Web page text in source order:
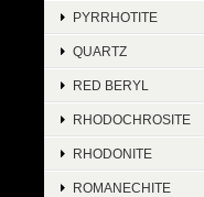
PYRRHOTITE
QUARTZ
RED BERYL
RHODOCHROSITE
RHODONITE
ROMANECHITE